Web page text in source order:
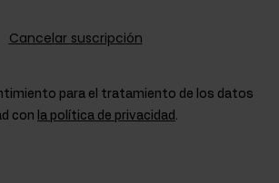
Cancelar suscripción
para el tratamiento de los datos
con la política de privacidad .